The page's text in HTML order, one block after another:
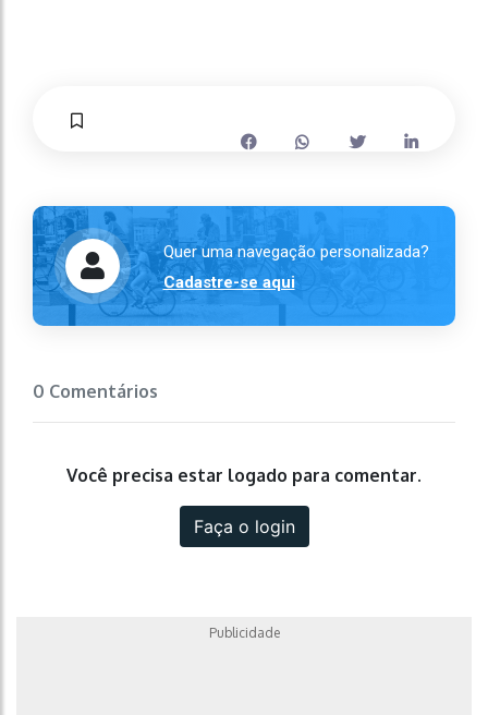
Quer uma navegação personalizada?
Cadastre-se aqui
0 Comentários
Você precisa estar logado para comentar.
Faça o login
Publicidade